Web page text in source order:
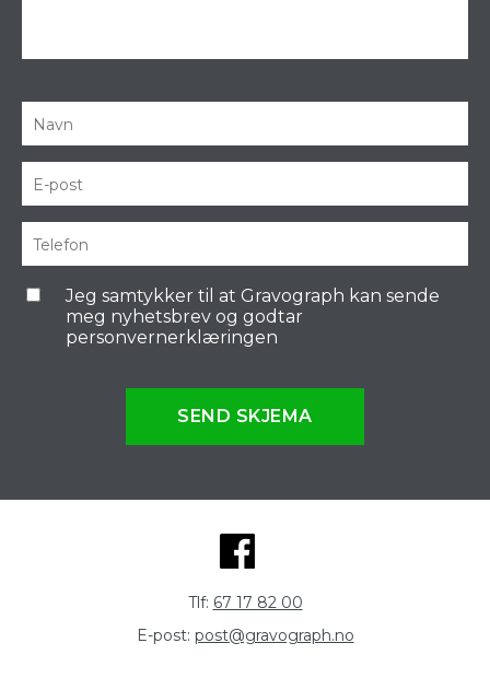
Jeg samtykker til at Gravograph kan sende
meg nyhetsbrev og godtar
personvernerklæringen
SEND SKJEMA
Tlf: 67 17 82 00
E-post: post@gravograph.no